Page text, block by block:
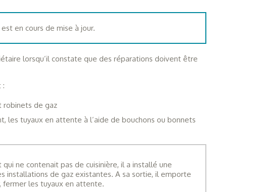
en cours de mise à jour.
lorsqu’il constate que des réparations doivent être
:
robinets de gaz
les tuyaux en attente à l’aide de bouchons ou bonnets
ne contenait pas de cuisinière, il a installé une
installations de gaz existantes. A sa sortie, il emporte
fermer les tuyaux en attente.